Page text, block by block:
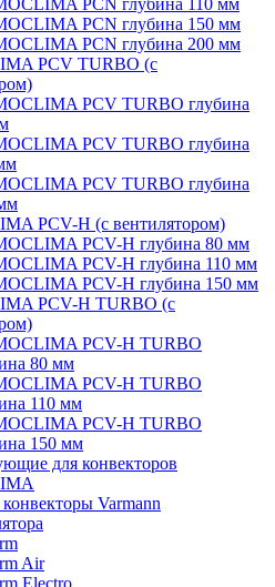
PCN глубина 110 мм
PCN глубина 150 мм
PCN глубина 200 мм
PCV TURBO (c
PCV TURBO глубина
PCV TURBO глубина
PCV TURBO глубина
PCV-H (c вентилятором)
PCV-H глубина 80 мм
PCV-H глубина 110 мм
PCV-H глубина 150 мм
PCV-H TURBO (c
PCV-H TURBO
80 мм
PCV-H TURBO
110 мм
PCV-H TURBO
150 мм
для конвекторов
Varmann
Air
Electro